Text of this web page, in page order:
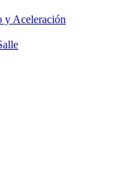
y Aceleración